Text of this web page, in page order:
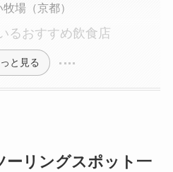
場（京都）
るおすすめ飲食店
と見る
ーリングスポット一